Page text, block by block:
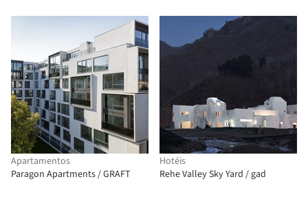
Apartamentos
Paragon Apartments / GRAFT
Hotéis
Rehe Valley Sky Yard / gad